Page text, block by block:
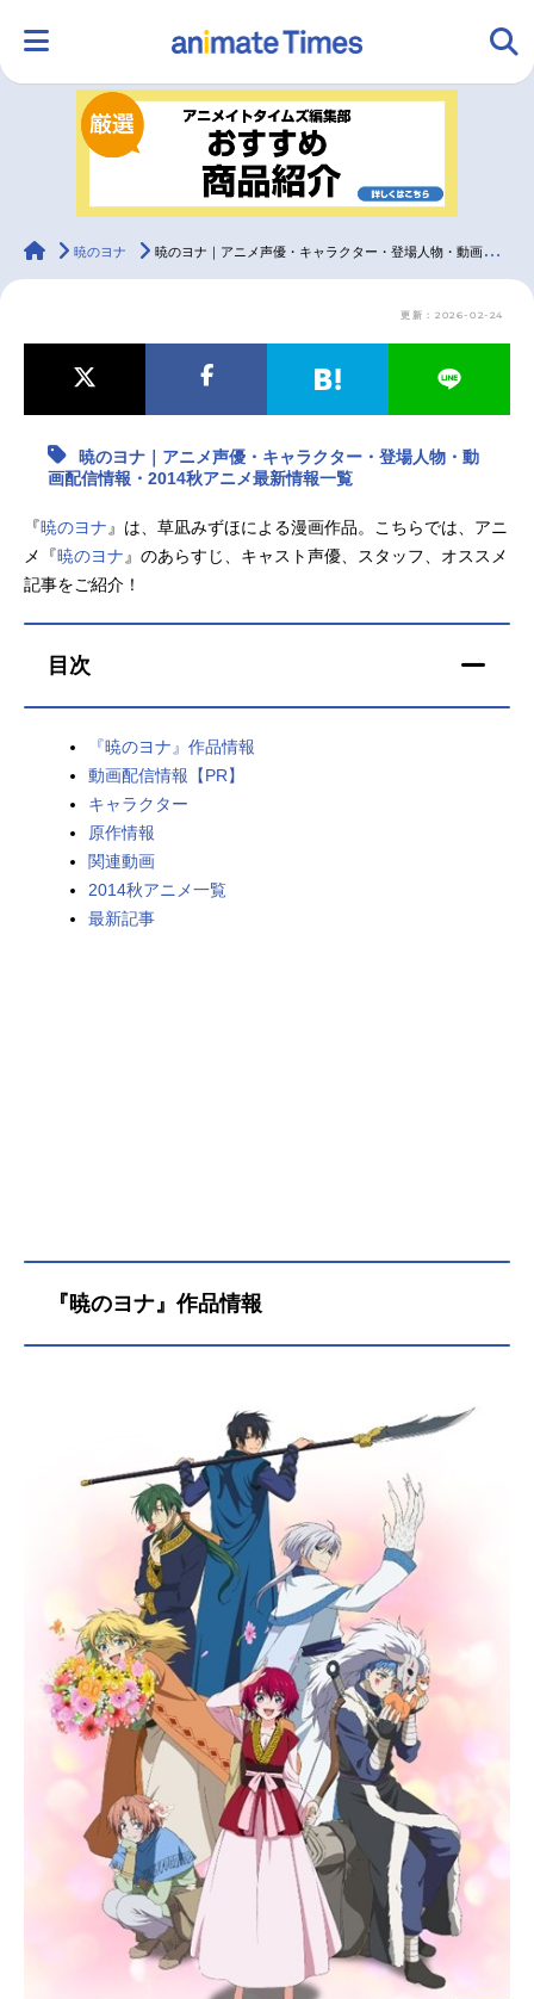
ランキング アニメ
ラジオ
最新記事一覧
アニメ記事一覧 声優記事一覧
アニメ映画一覧
今期アニメ曜日別一覧
春アニメ
男性声優/女性声優一覧
animateTimes
暁のヨナ 暁のヨナ｜アニメ声優・キャラクター・登場人物・動画配信情報・2014秋アニメ最新情報一覧
更新：2026-02-24
暁のヨナ｜アニメ声優・キャラクター・登場人物・動
画配信情報・2014秋アニメ最新情報一覧
『暁のヨナ 』は、草凪みずほによる漫画作品。こちらでは、アニ
メ『暁のヨナ 』のあらすじ、キャスト声優、スタッフ、オススメ
記事をご紹介！
目次
『暁のヨナ』作品情報
動画配信情報【PR】
キャラクター
原作情報
関連動画
2014秋アニメ一覧
最新記事
『暁のヨナ』作品情報